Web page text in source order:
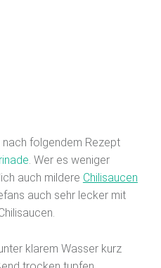
nach folgendem Rezept
. Wer es weniger
auch mildere Chilisaucen
auch sehr lecker mit
klarem Wasser kurz